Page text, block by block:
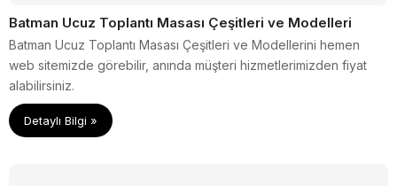
Batman Ucuz Toplantı Masası Çeşitleri ve Modelleri
Batman Ucuz Toplantı Masası Çeşitleri ve Modellerini hemen
web sitemizde görebilir, anında müşteri hizmetlerimizden fiyat
alabilirsiniz.
Detaylı Bilgi »